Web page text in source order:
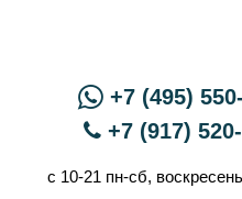
+7 (495)
+7 (917)
с 10-21 пн-сб,